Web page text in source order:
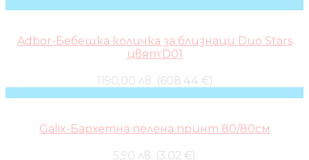
Adbor-Бебешка количка за близнаци Duo Stars
цвят:D01
1190,00 лв. (608.44 €)
Galix-Бархетна пелена принт 80/80см
5,90 лв. (3.02 €)